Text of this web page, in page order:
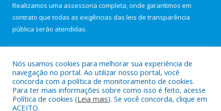
Realizamos uma assessoria completa, onde garantimos em
contrato que todas as exigências das leis de transparência
pública serão atendidas.
Todos os direitos reservados a Câmara Municipal de Maracanã.
Nós usamos cookies para melhorar sua experiência de
navegação no portal. Ao utilizar nosso portal, você
concorda com a política de monitoramento de cookies.
Para ter mais informações sobre como isso é feito, acesse
Política de cookies (Leia mais). Se você concorda, clique em
ACEITO.